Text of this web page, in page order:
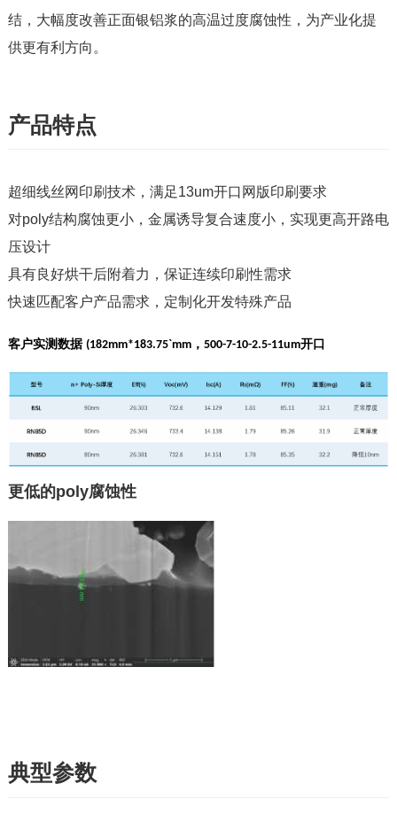
结，大幅度改善正面银铝浆的高温过度腐蚀性，为产业化提
供更有利方向。
产品特点
超细线丝网印刷技术，满足13um开口网版印刷要求
对poly结构腐蚀更小，金属诱导复合速度小，实现更高开路电
压设计
具有良好烘干后附着力，保证连续印刷性需求
快速匹配客户产品需求，定制化开发特殊产品
客户实测数据 (182mm*183.75`mm， 500-7-10-2.5-11um开口
更低的poly腐蚀性
典型参数